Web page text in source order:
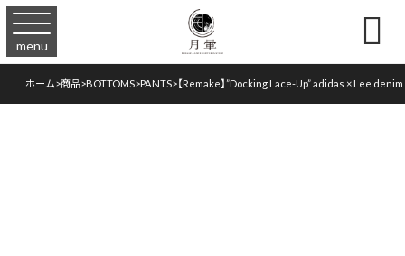
menu 
ホーム>商品>BOTTOMS>PANTS>【Remake】”Docking Lace-Up” adidas × Lee